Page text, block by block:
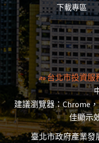
下載專區
台北市投資服
建議瀏覽器：Chrome
佳顯示
臺北市政府產業